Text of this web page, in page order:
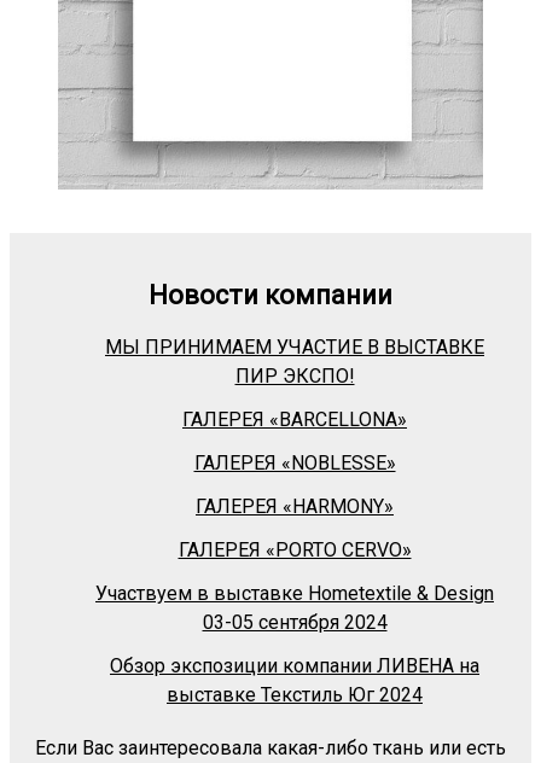
Новости компании
МЫ ПРИНИМАЕМ УЧАСТИЕ В ВЫСТАВКЕ
ПИР ЭКСПО!
ГАЛЕРЕЯ «BARСELLONA»
ГАЛЕРЕЯ «NOBLESSE»
ГАЛЕРЕЯ «HARMONY»
ГАЛЕРЕЯ «PORTO CERVO»
Участвуем в выставке Hometextile & Design
03-05 сентября 2024
Обзор экспозиции компании ЛИВЕНА на
выставке Текстиль Юг 2024
Если Вас заинтересовала какая-либо ткань или есть